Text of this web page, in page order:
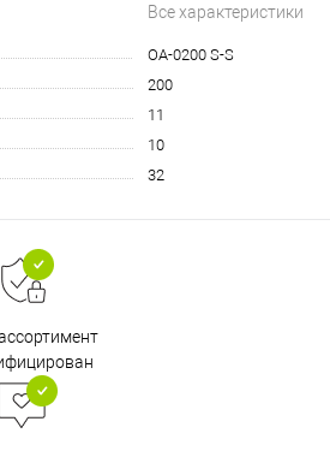
Все характеристики
OA-0200 S-S
200
11
10
32